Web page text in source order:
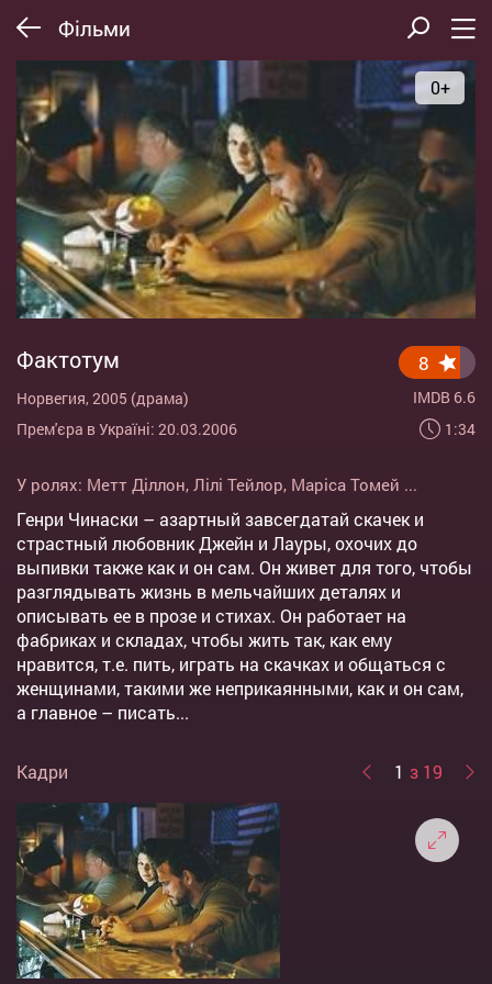
Фільми
0+
Фактотум
Норвегия, 2005 (драма)
Прем'єра в Україні: 20.03.2006
8
IMDB 6.6
1:34
У ролях: Метт Діллон, Лілі Тейлор, Маріса Томей ...
Генри Чинаски – азартный завсегдатай скачек и
страстный любовник Джейн и Лауры, охочих до
выпивки также как и он сам. Он живет для того, чтобы
разглядывать жизнь в мельчайших деталях и
описывать ее в прозе и стихах. Он работает на
фабриках и складах, чтобы жить так, как ему
нравится, т.е. пить, играть на скачках и общаться с
женщинами, такими же неприкаянными, как и он сам,
а главное – писать...
Кадри 1 з 19